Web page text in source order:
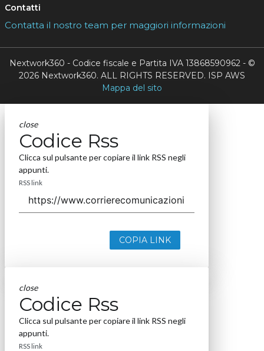
Contatti
Contatta il nostro team per maggiori informazioni
Nextwork360 - Codice fiscale e Partita IVA 13868590962 - ©
2026 Nextwork360. ALL RIGHTS RESERVED. ISP AWS
Mappa del sito
close
Codice Rss
Clicca sul pulsante per copiare il link RSS negli
appunti.
RSS link
COPIA LINK
close
Codice Rss
Clicca sul pulsante per copiare il link RSS negli
appunti.
RSS link